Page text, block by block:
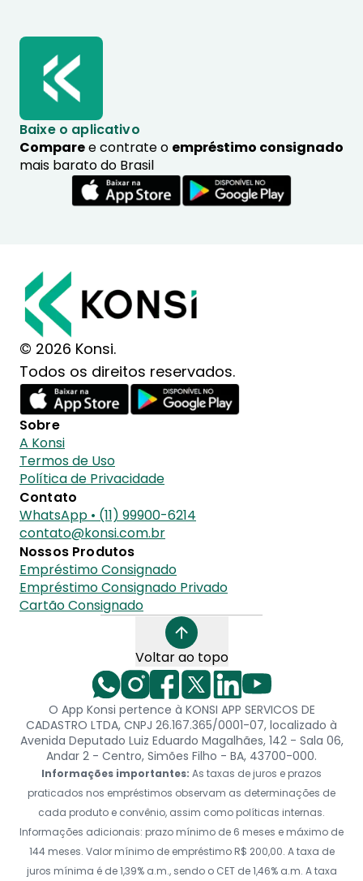
Baixe o aplicativo
Comparee contrate o empréstimo consignado
mais barato do Brasil
© 2026 Konsi.
Todos os direitos reservados.
Sobre
A Konsi
Termos de Uso
Política de Privacidade
Contato
WhatsApp • (11) 99900-6214
contato@konsi.com.br
Nossos Produtos
Empréstimo Consignado
Empréstimo Consignado Privado
Cartão Consignado
Voltar ao topo
O App Konsi pertence à KONSI APP SERVICOS DE
CADASTRO LTDA, CNPJ 26.167.365/0001-07, localizado à
Avenida Deputado Luiz Eduardo Magalhães, 142 - Sala 06,
Andar 2 - Centro, Simões Filho - BA, 43700-000.
Informações importantes: As taxas de juros e prazos
praticados nos empréstimos observam as determinações de
cada produto e convênio, assim como políticas internas.
Informações adicionais: prazo mínimo de 6 meses e máximo de
144 meses. Valor mínimo de empréstimo R$ 200,00. A taxa de
juros mínima é de 1,39% a.m., sendo o CET de 1,46% a.m. A taxa